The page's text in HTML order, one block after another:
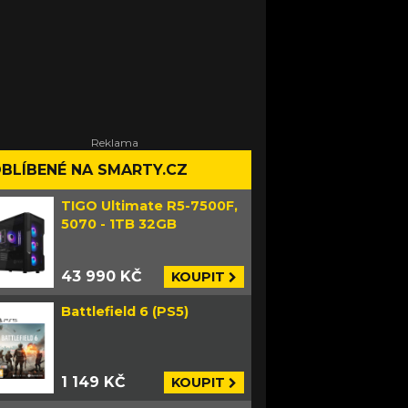
NA SMARTY.CZ
TIGO Ultimate R5-7500F,
5070 - 1TB 32GB
43 990 KČ KOUPIT
Battlefield 6 (PS5)
1 149 KČ KOUPIT